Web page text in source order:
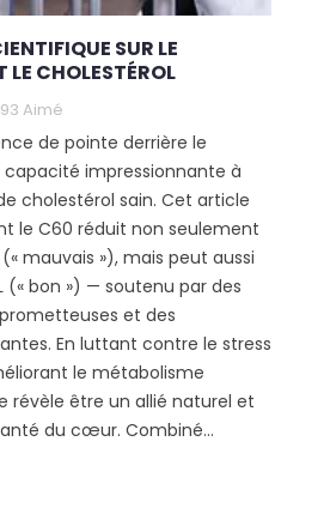
SUR LE
CHOLESTÉROL
Aimé
de pointe derrière le
impressionnante à
cholestérol sain. Cet article
le C60 réduit non seulement
mauvais »), mais peut aussi
(« bon ») — soutenu par des
et des
En luttant contre le stress
le métabolisme
révèle être un allié naturel et
du cœur. Combiné...